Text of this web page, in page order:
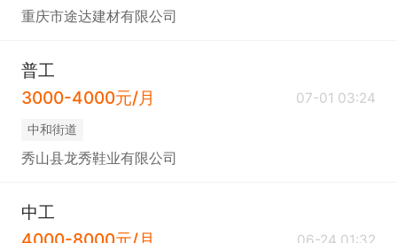
重庆市途达建材有限公司
普工
3000-4000元/月
07-01 03:24
中和街道
秀山县龙秀鞋业有限公司
中工